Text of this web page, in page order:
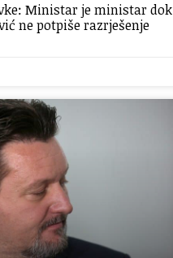
Ministar je ministar dok
ne potpiše razrješenje